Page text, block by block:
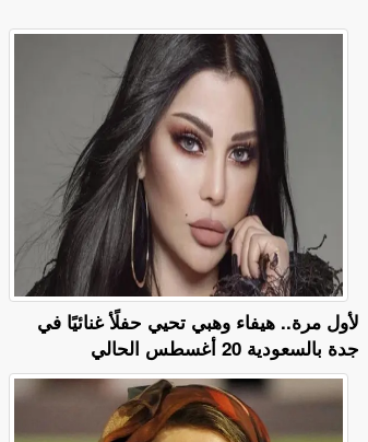
لأول مرة.. هيفاء وهبي تحيي حفلًأ غنائيًا في
جدة بالسعودية 20 أغسطس الحالي